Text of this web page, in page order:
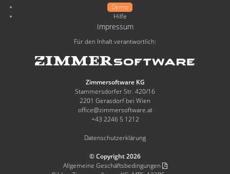
Demo
Hilfe
Impressum
Für den Inhalt verantwortlich:
Zimmersoftware KG
Stammersdorfer Str. 420/16
2201 Gerasdorf bei Wien
office@zimmersoftware.at
+43 2246 5 1212
Datenschutzerklärung
© Copyright 2026
Allgemeine Geschäftsbedingungen